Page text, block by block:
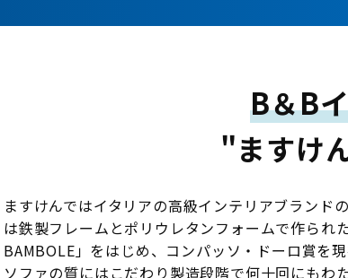
B＆B
"ますけ
ますけんではイタリアの高級インテリアブラン
は鉄製フレームとポリウレタンフォームで作ら
BAMBOLE」をはじめ、コンパッソ・ドーロ賞を
ソファの質にはこだわり製造段階で何十回にもわ